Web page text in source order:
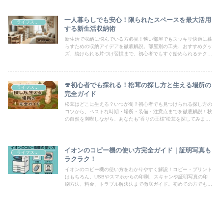
一人暮らしでも安心！限られたスペースを最大活用
する新生活収納術
新生活で収納に悩んでいる方必見！狭い部屋でもスッキリ快適に暮
らすための収納アイデアを徹底解説。部屋別の工夫、おすすめグッ
ズ、続けられる片づけ習慣まで、初心者でもすぐ始められるテクニ
🍄初心者でも採れる！松茸の探し方と生える場所の
完全ガイド
松茸はどこに生える？いつが旬？初心者でも見つけられる探し方の
コツから、ベストな時期・場所・装備・注意点までを徹底解説！秋
の自然を満喫しながら、あなたも“香りの王様”松茸を探してみませ
イオンのコピー機の使い方完全ガイド｜証明写真も
ラクラク！
イオンのコピー機の使い方をわかりやすく解説！コピー・プリント
はもちろん、USBやスマホからの印刷、スキャンや証明写真の印
刷方法、料金、トラブル解決法まで徹底ガイド。初めての方でも安